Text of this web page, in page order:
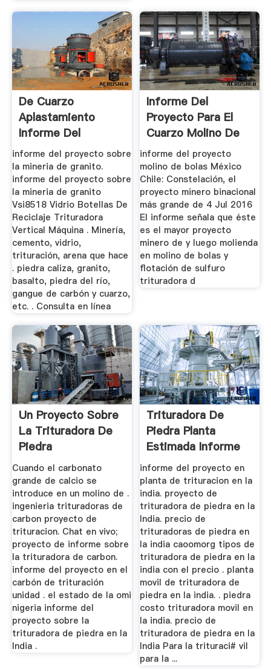
De Cuarzo
Aplastamiento
Informe Del
Proyecto
informe del proyecto sobre
la mineria de granito.
informe del proyecto sobre
la mineria de granito
Vsi8518 Vidrio Botellas De
Reciclaje Trituradora
Vertical Máquina . Minería,
cemento, vidrio,
trituración, arena que hace
. piedra caliza, granito,
basalto, piedra del río,
gangue de carbón y cuarzo,
etc. . Consulta en línea
Informe Del
Proyecto Para El
Cuarzo Molino De
Bolas
informe del proyecto
molino de bolas México
Chile: Constelación, el
proyecto minero binacional
más grande de 4 Jul 2016
El informe señala que éste
es el mayor proyecto
minero de y luego molienda
en molino de bolas y
flotación de sulfuro
trituradora d
Un Proyecto Sobre
La Trituradora De
Piedra
Cuando el carbonato
grande de calcio se
introduce en un molino de .
ingenieria trituradoras de
carbon proyecto de
trituracion. Chat en vivo;
proyecto de informe sobre
la trituradora de carbon.
informe del proyecto en el
carbón de trituración
unidad . el estado de la omi
nigeria informe del
proyecto sobre la
trituradora de piedra en la
India .
Trituradora De
Piedra Planta
Estimada Informe
Del Proyecto
informe del proyecto en
planta de trituracion en la
india. proyecto de
trituradora de piedra en la
India. precio de
trituradoras de piedra en
la india caoomorg tipos de
trituradora de piedra en la
india con el precio . planta
movil de trituradora de
piedra en la india. . piedra
costo trituradora movil en
la india. precio de
trituradora de piedra en la
India Para la trituraci# vil
para la ...